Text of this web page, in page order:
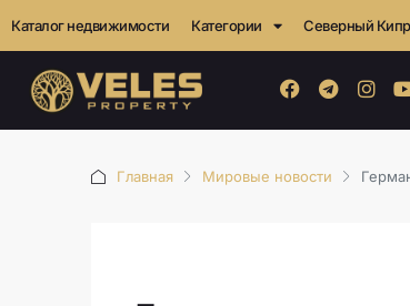
Каталог недвижимости Категории Северный Кипр
Главная Мировые новости